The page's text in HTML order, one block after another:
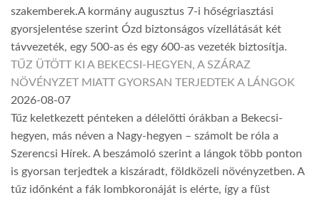
szakemberek.A kormány augusztus 7-i hőségriasztási
gyorsjelentése szerint Ózd biztonságos vízellátását két
távvezeték, egy 500-as és egy 600-as vezeték biztosítja.
TŰZ ÜTÖTT KI A BEKECSI-HEGYEN, A SZÁRAZ
NÖVÉNYZET MIATT GYORSAN TERJEDTEK A LÁNGOK
2026-08-07
Tűz keletkezett pénteken a délelőtti órákban a Bekecsi-
hegyen, más néven a Nagy-hegyen – számolt be róla a
Szerencsi Hírek. A beszámoló szerint a lángok több ponton
is gyorsan terjedtek a kiszáradt, földközeli növényzetben. A
tűz időnként a fák lombkoronáját is elérte, így a füst